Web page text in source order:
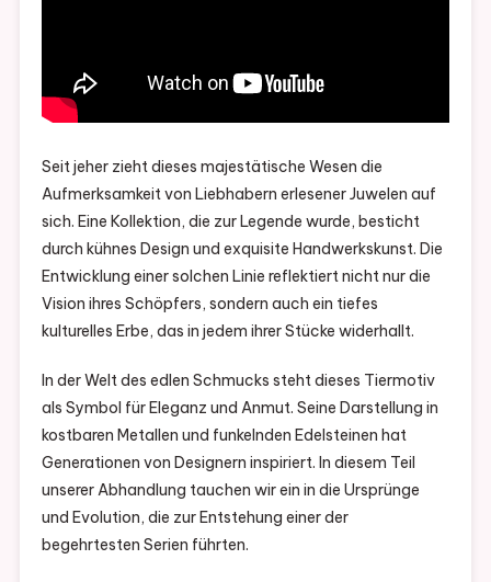
Seit jeher zieht dieses majestätische Wesen die
Aufmerksamkeit von Liebhabern erlesener Juwelen auf
sich. Eine Kollektion, die zur Legende wurde, besticht
durch kühnes Design und exquisite Handwerkskunst. Die
Entwicklung einer solchen Linie reflektiert nicht nur die
Vision ihres Schöpfers, sondern auch ein tiefes
kulturelles Erbe, das in jedem ihrer Stücke widerhallt.
In der Welt des edlen Schmucks steht dieses Tiermotiv
als Symbol für Eleganz und Anmut. Seine Darstellung in
kostbaren Metallen und funkelnden Edelsteinen hat
Generationen von Designern inspiriert. In diesem Teil
unserer Abhandlung tauchen wir ein in die Ursprünge
und Evolution, die zur Entstehung einer der
begehrtesten Serien führten.